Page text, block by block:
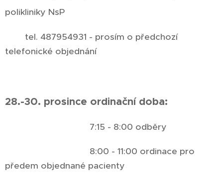
polikliniky NsP
tel. 487954931 - prosím o předchozí
telefonické objednání
28.-30. prosince ordinační doba:
7:15 - 8:00 odběry
8:00 - 11:00 ordinace pro
předem objednané pacienty